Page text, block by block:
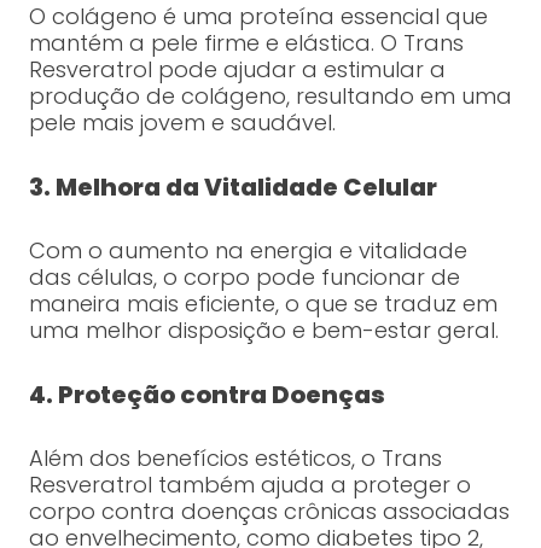
O colágeno é uma proteína essencial que
mantém a pele firme e elástica. O Trans
Resveratrol pode ajudar a estimular a
produção de colágeno, resultando em uma
pele mais jovem e saudável.
3. Melhora da Vitalidade Celular
Com o aumento na energia e vitalidade
das células, o corpo pode funcionar de
maneira mais eficiente, o que se traduz em
uma melhor disposição e bem-estar geral.
4. Proteção contra Doenças
Além dos benefícios estéticos, o Trans
Resveratrol também ajuda a proteger o
corpo contra doenças crônicas associadas
ao envelhecimento, como diabetes tipo 2,